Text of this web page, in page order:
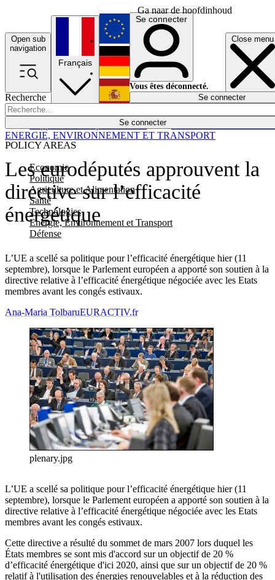
Ga naar de hoofdinhoud
Open sub
navigation
Close menu
Recherche
Se connecter
POLICY AREAS
Economie
Politique
Agriculture et Alimentation
Santé
Technologies
Energie, Environnement et Transport
Défense
Économie
Français
English
Deutsch
Español
Se connecter
Vous êtes déconnecté.
Se connecter
Les eurodéputés approuvent la
directive sur l’efficacité
énergétique
L’UE a scellé sa politique pour l’efficacité énergétique hier (11
septembre), lorsque le Parlement européen a apporté son soutien à la
directive relative à l’efficacité énergétique négociée avec les Etats
membres avant les congés estivaux.
ENERGIE, ENVIRONNEMENT ET TRANSPORT
Ana-Maria TolbaruEURACTIV.fr
plenary.jpg
L’UE a scellé sa politique pour l’efficacité énergétique hier (11
septembre), lorsque le Parlement européen a apporté son soutien à la
directive relative à l’efficacité énergétique négociée avec les Etats
membres avant les congés estivaux.
Cette directive a résulté du sommet de mars 2007 lors duquel les
États membres se sont mis d'accord sur un objectif de 20 %
d’efficacité énergétique d'ici 2020, ainsi que sur un objectif de 20 %
relatif à l'utilisation des énergies renouvelables et à la réduction des